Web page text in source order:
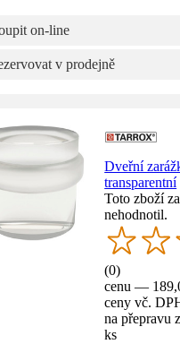
on-line
v prodejně
Dveřní
transparentní
Toto zboží
nehodnotil.
(0)
cenu —
ceny vč.
na přepravu
ks